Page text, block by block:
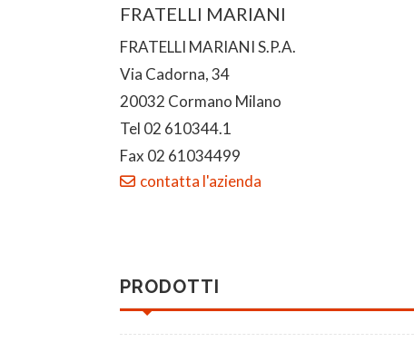
FRATELLI MARIANI
FRATELLI MARIANI S.P.A.
Via Cadorna, 34
20032 Cormano Milano
Tel 02 610344.1
Fax 02 61034499
contatta l'azienda
PRODOTTI